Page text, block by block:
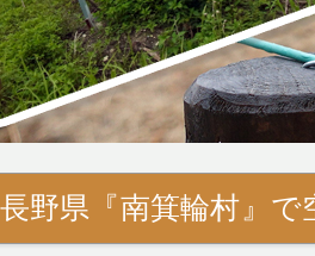
長野県『南箕輪村』